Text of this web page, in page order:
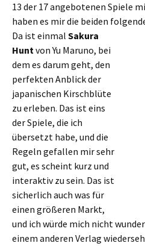
13 der 17 angebotenen Spiele
haben es mir die beiden
Da ist einmal Sakura
Huntvon Yu Maruno, bei
dem es darum geht, den
perfekten Anblick der
japanischen Kirschblüte
zu erleben. Das ist eins
der Spiele, die ich
übersetzt habe, und die
Regeln gefallen mir sehr
gut, es scheint kurz und
interaktiv zu sein. Das ist
sicherlich auch was für
einen größeren Markt,
und ich würde mich nicht
einem anderen Verlag